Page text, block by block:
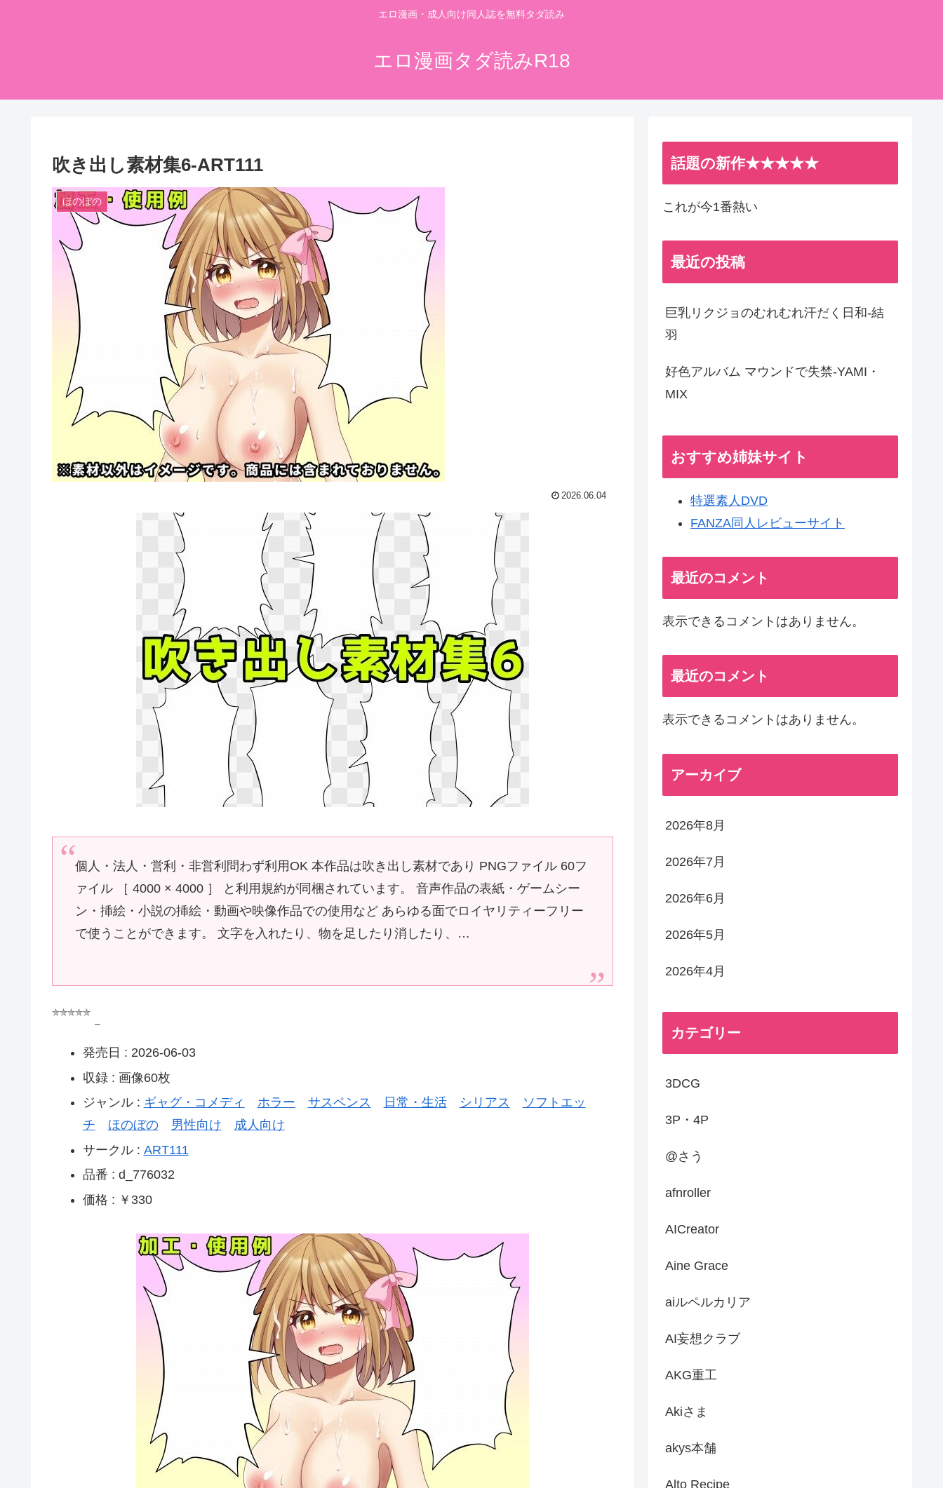
エロ漫画・成人向け同人誌を無料タダ読み
エロ漫画タダ読みR18
吹き出し素材集6-ART111
ほのぼの
2026.06.04
個人・法人・営利・非営利問わず利用OK 本作品は吹き出し素材であり PNGファイル 60フ
ァイル ［ 4000 × 4000 ］ と利用規約が同梱されています。 音声作品の表紙・ゲームシー
ン・挿絵・小説の挿絵・動画や映像作品での使用など あらゆる面でロイヤリティーフリー
で使うことができます。 文字を入れたり、物を足したり消したり、…
–
発売日 : 2026-06-03
収録 : 画像60枚
ジャンル : ギャグ・コメディ ホラー サスペンス 日常・生活 シリアス
ソフトエッ
チ
ほのぼの 男性向け
成人向け
サークル : ART111
品番 : d_776032
価格 : ￥330
話題の新作★★★★★
これが今1番熱い
最近の投稿
巨乳リクジョのむれむれ汗だく日和-結
羽
好色アルバム マウンドで失禁-YAMI・
MIX
おすすめ姉妹サイト
特選素人DVD
FANZA同人レビューサイト
最近のコメント
表示できるコメントはありません。
最近のコメント
表示できるコメントはありません。
アーカイブ
2026年8月
2026年7月
2026年6月
2026年5月
2026年4月
カテゴリー
3DCG
3P・4P
@さう
afnroller
AICreator
Aine Grace
aiルペルカリア
AI妄想クラブ
AKG重工
Akiさま
akys本舗
Alto Recipe